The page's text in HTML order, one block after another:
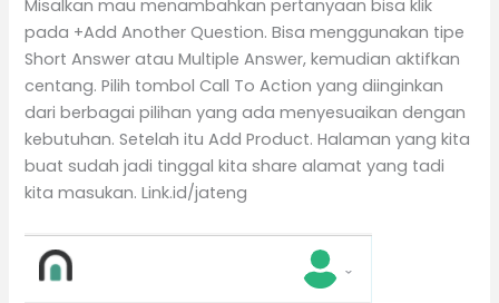
Misalkan mau menambahkan pertanyaan bisa klik
pada +Add Another Question. Bisa menggunakan tipe
Short Answer atau Multiple Answer, kemudian aktifkan
centang. Pilih tombol Call To Action yang diinginkan
dari berbagai pilihan yang ada menyesuaikan dengan
kebutuhan. Setelah itu Add Product. Halaman yang kita
buat sudah jadi tinggal kita share alamat yang tadi
kita masukan. Link.id/jateng